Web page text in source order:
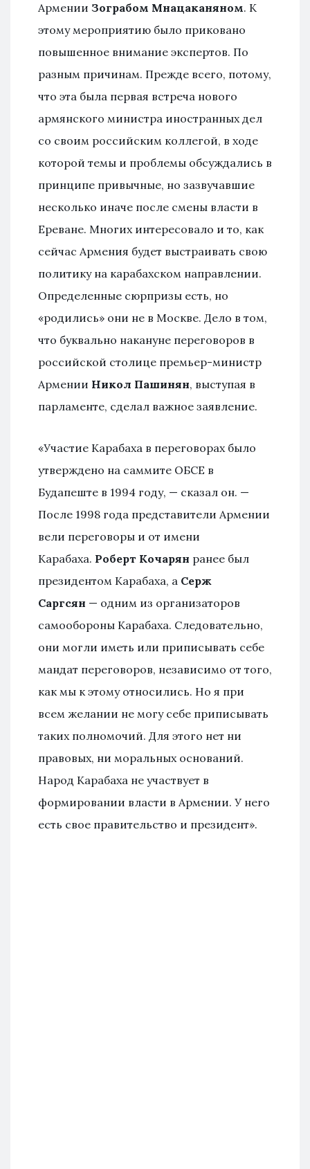
Армении Зограбом Мнацаканяном. К
этому мероприятию было приковано
повышенное внимание экспертов. По
разным причинам. Прежде всего, потому,
что эта была первая встреча нового
армянского министра иностранных дел
со своим российским коллегой, в ходе
которой темы и проблемы обсуждались в
принципе привычные, но зазвучавшие
несколько иначе после смены власти в
Ереване. Многих интересовало и то, как
сейчас Армения будет выстраивать свою
политику на карабахском направлении.
Определенные сюрпризы есть, но
«родились» они не в Москве. Дело в том,
что буквально накануне переговоров в
российской столице премьер-министр
Армении Никол Пашинян, выступая в
парламенте, сделал важное заявление.
«Участие Карабаха в переговорах было
утверждено на саммите ОБСЕ в
Будапеште в 1994 году, — сказал он. —
После 1998 года представители Армении
вели переговоры и от имени
Карабаха. Роберт Кочарян ранее был
президентом Карабаха, а Серж
Саргсян — одним из организаторов
самообороны Карабаха. Следовательно,
они могли иметь или приписывать себе
мандат переговоров, независимо от того,
как мы к этому относились. Но я при
всем желании не могу себе приписывать
таких полномочий. Для этого нет ни
правовых, ни моральных оснований.
Народ Карабаха не участвует в
формировании власти в Армении. У него
есть свое правительство и президент».